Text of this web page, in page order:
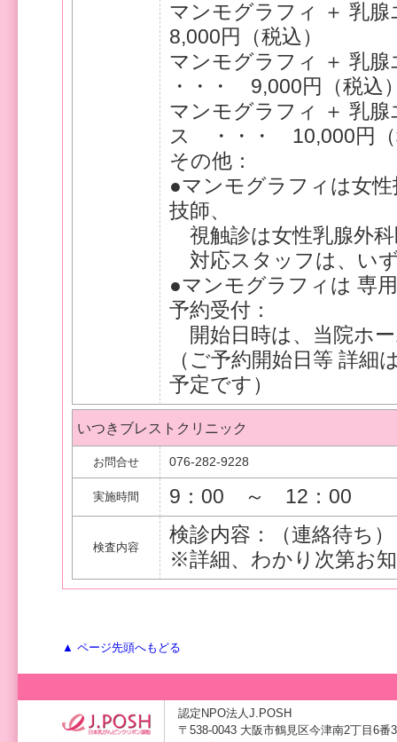
マンモグラフィ ＋
8,000円（税込）
マンモグラフィ ＋ 乳
・・・ 9,000円（税込
マンモグラフィ ＋ 乳
ス ・・・ 10,000円（
その他：
●マンモグラフィは女
技師、
視触診は女性乳腺外
対応スタッフは、い
●マンモグラフィは 専
予約受付：
開始日時は、当院ホ
（ご予約開始日等 詳細
予定です）
いつきブレストクリニック
お問合せ 076-282-9228
実施時間 9：00 ～ 12：00
検査内容
検診内容：（連絡待ち）
※詳細、わかり次第お
▲ ページ先頭へもどる
認定NPO法人J.POSH
〒538-0043 大阪市鶴見区今津南2丁目6